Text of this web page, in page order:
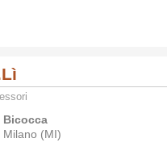
Bicocca
Milano (MI)